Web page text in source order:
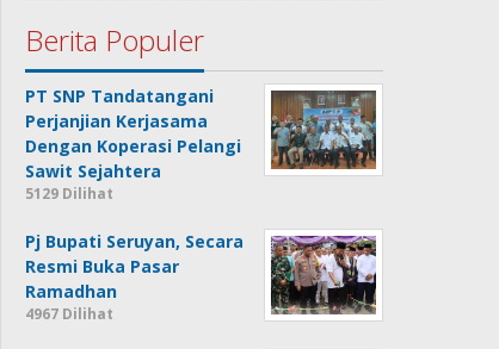
Berita Populer
PT SNP Tandatangani
Perjanjian Kerjasama
Dengan Koperasi Pelangi
Sawit Sejahtera
5129 Dilihat
Pj Bupati Seruyan, Secara
Resmi Buka Pasar
Ramadhan
4967 Dilihat